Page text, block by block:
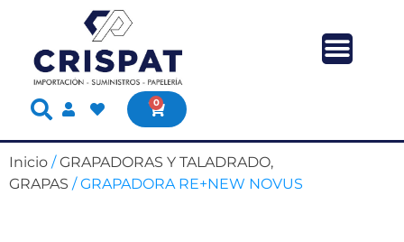
0
Inicio /GRAPADORAS Y TALADRADO,
GRAPAS / GRAPADORA RE+NEW NOVUS